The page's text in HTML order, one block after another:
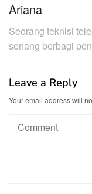
Ariana
Seorang teknisi
senang berbagi
Leave a Reply
Your email address will